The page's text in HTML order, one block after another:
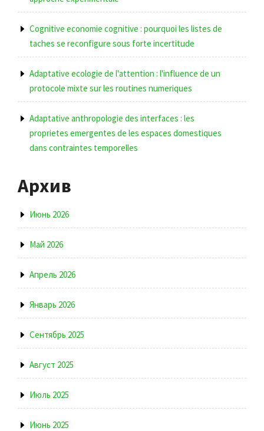
Cognitive economie cognitive : pourquoi les listes de
taches se reconfigure sous forte incertitude
Adaptative ecologie de l'attention : l'influence de un
protocole mixte sur les routines numeriques
Adaptative anthropologie des interfaces : les
proprietes emergentes de les espaces domestiques
dans contraintes temporelles
Архив
Июнь 2026
Май 2026
Апрель 2026
Январь 2026
Сентябрь 2025
Август 2025
Июль 2025
Июнь 2025